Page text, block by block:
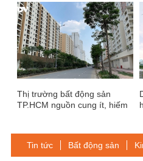
Thị trường bất động sản
TP.HCM nguồn cung ít, hiếm
Tin tức Bất động sản